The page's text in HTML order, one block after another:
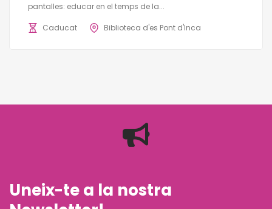
pantalles: educar en el temps de la...
Caducat Biblioteca d'es Pont d'Inca
Uneix-te a la nostra